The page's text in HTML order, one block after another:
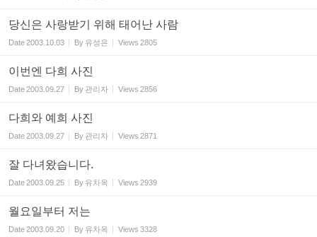
당신은 사랑받기 위해 태어난 사람
Date2003.10.03 By 유성은 Views 2805
이번엔 다희 사진
Date2003.09.27 By 관리자 Views 2856
다희와 예희 사진
Date2003.09.27 By 관리자 Views 2871
잘 다녀왔습니다.
Date2003.09.25 By 유차옥 Views 2939
월요일부터 저는
Date2003.09.20 By 유차옥 Views 3328